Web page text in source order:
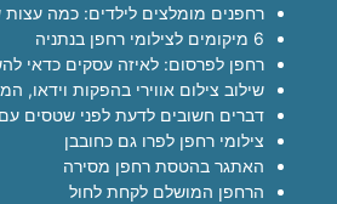
רחפנים מומלצים לילדים: כמה עצות
6 מיקומים לצילומי רחפן בנתניה
רחפן לפרסום: לאיזה עסקים כדאי
שילוב צילום אווירי בהפקות וידאו,
דברים חשובים לדעת לפני שטסים
צילומי רחפן לפרו גם כחובבן
האתגר בהטסת רחפן מסירה
הרחפן המושלם לקחת לחול